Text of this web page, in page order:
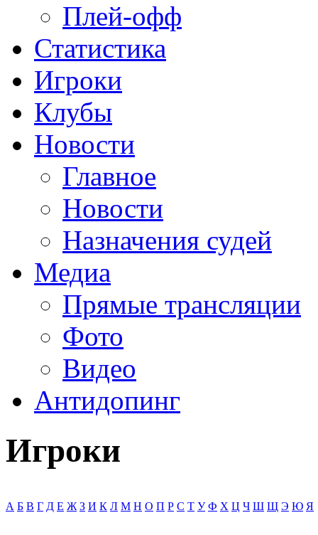
Плей-офф
Статистика
Игроки
Клубы
Новости
Главное
Новости
Назначения судей
Медиа
Прямые трансляции
Фото
Видео
Антидопинг
Игроки
А Б В Г Д Е Ж З И К Л М Н О П Р С Т У Ф Х Ц Ч Ш Щ Э Ю Я